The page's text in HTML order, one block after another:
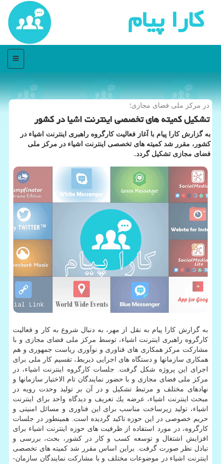
كارا پیام
منو
در مركز ملی فضای مجازی؛
تشكیل كمیته های تخصصی اینترنت اشیا در كشور
به گزارش كارا پیام با آغاز فعالیت كارگروه راهبری اینترنت اشیاء در
كشور، مقرر شد كمیته های تخصصی اینترنت اشیاء در مركز ملی
فضای مجازی تشكیل گردد.
به گزارش كارا پیام به نقل از مهر، به دنبال شروع به كار و فعالیت
كارگروه راهبری اینترنت اشیاء، توسط مركز ملی فضای مجازی و با
مشاركت مركز همكاری های فناوری و نوآوری ریاست جمهوری و هم
همكاری سازمانها و دستگاه های اجرایی ذیربط، تقسیم كار ملی برای
اجرای این پروژه شكل گرفت. جلسات كارگروه اینترنت اشیاء، در
مركز ملی فضای مجازی و با حضور نمایندگان تام­ الاختیار سازمان­ها و
نهادهای مختلف و مرتبط تشكیل و در آن بر تولید وحدت رویه در
مبحث اینترنت اشیاء، عرضه یك تعریف و دیدگاه واحد برای اینترنت
اشیاء، تولید زیرساخت مناسب برای این فناوری و مسائل امنیتی و
حریم خصوصی در این حوزه تاكید گردیده است. همینطور در جلسات
كارگروه، در مورد استفاده از ظرفیت ­های حوزه اینترنت اشیاء برای
افزایش اشتغال و توسعه كسب و كار در كشور، بحث، بررسی و
تبادل نظر صورت گرفت. براین اساس مقرر شد كمیته های تخصصی
اینترنت اشیاء در موضوعات مختلف و با مشاركت نمایندگان سازمان­